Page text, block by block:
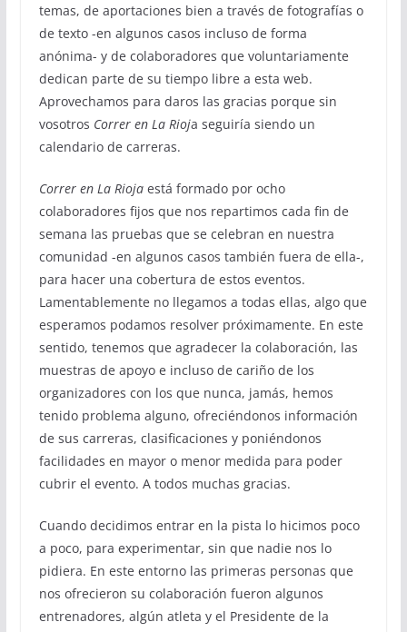
temas, de aportaciones bien a través de fotografías o
de texto -en algunos casos incluso de forma
anónima- y de colaboradores que voluntariamente
dedican parte de su tiempo libre a esta web.
Aprovechamos para daros las gracias porque sin
vosotros Correr en La Rioja seguiría siendo un
calendario de carreras.
Correr en La Riojaestá formado por ocho
colaboradores fijos que nos repartimos cada fin de
semana las pruebas que se celebran en nuestra
comunidad -en algunos casos también fuera de ella-,
para hacer una cobertura de estos eventos.
Lamentablemente no llegamos a todas ellas, algo que
esperamos podamos resolver próximamente. En este
sentido, tenemos que agradecer la colaboración, las
muestras de apoyo e incluso de cariño de los
organizadores con los que nunca, jamás, hemos
tenido problema alguno, ofreciéndonos información
de sus carreras, clasificaciones y poniéndonos
facilidades en mayor o menor medida para poder
cubrir el evento. A todos muchas gracias.
Cuando decidimos entrar en la pista lo hicimos poco
a poco, para experimentar, sin que nadie nos lo
pidiera. En este entorno las primeras personas que
nos ofrecieron su colaboración fueron algunos
entrenadores, algún atleta y el Presidente de la